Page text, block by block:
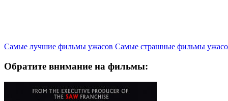
Самые лучшие фильмы ужасов Самые страшные фильмы
Обратите внимание на фильмы: